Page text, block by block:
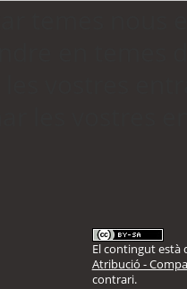
El contingut està
Atribució -
contrari.